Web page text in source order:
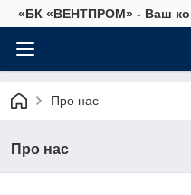
«БК «ВЕНТПРОМ» - Ваш
Про нас
Про нас